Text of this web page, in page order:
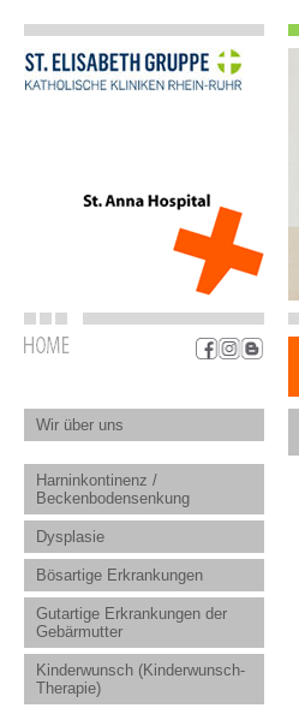
Wir über uns
Harninkontinenz /
Beckenbodensenkung
Dysplasie
Bösartige Erkrankungen
Gutartige Erkrankungen der
Gebärmutter
Kinderwunsch (Kinderwunsch-
Therapie)